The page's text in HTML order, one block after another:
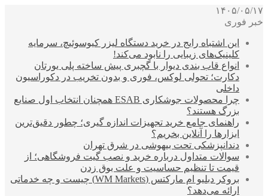
۱۴۰۵/۰۵/۱۷
خبر فوری
این اشتباه رایج در خرید دستگاه لیزر کیوسوئیچ، سرمایه
کلینیک‌های زیبایی را نابود می‌کند!
انواع قاب بندی دیوار با گچبری پیش ساخته پلی یورتان
دکارت؛ تحولی لوکس، فوری و بدون تخریب در دکوراسیون
داخلی
چرا محصولات جوشکاری ESAB همچنان انتخاب اول صنایع
بزرگ هستند؟
راهنمای جامع خرید تجهیزات اندازه گیری؛ چطور دقیق‌ترین
ابزارها را آنلاین بخریم؟
دندانپزشکی تحت بیهوشی در شرق تهران
سوالات متداول درباره خرید و نصب گیت فروشگاهی؛ از
قیمت تا تنظیم حساسیت و علت بوق زدن
بروکر دبلیو ام مارکتس (WM Markets) چیست و چه خدماتی
ارائه می‌دهد؟